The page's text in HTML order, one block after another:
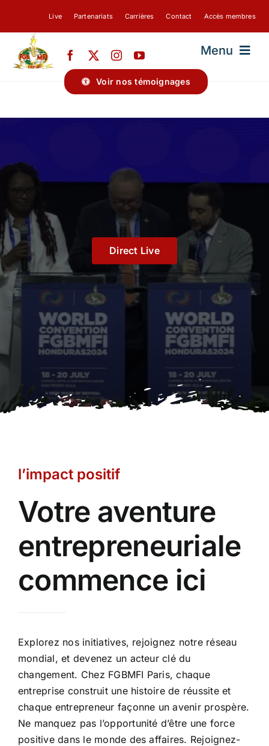
contenu
Live Partenariats Carrières Contact Accès membres
Menu
BLOG
Voir nos témoignages
Direct Live
l’impact positif
Votre aventure
entrepreneuriale
commence ici
Explorez nos initiatives, rejoignez notre réseau
mondial, et devenez un acteur clé du
changement. Chez FGBMFI Paris, chaque
entreprise construit une histoire de réussite et
chaque entrepreneur façonne un avenir prospère.
Ne manquez pas l’opportunité d’être une force
positive dans le monde des affaires. Rejoignez-